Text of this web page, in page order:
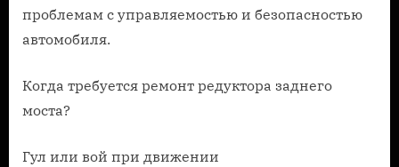
проблемам с управляемостью и безопасностью
автомобиля.
Когда требуется ремонт редуктора заднего
моста?
Гул или вой при движении